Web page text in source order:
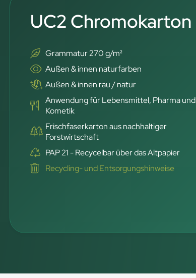
UC2 Chromokarton
Grammatur 270 g/m²
Außen & innen naturfarben
Außen & innen rau / natur
Anwendung für Lebensmittel, Pharma und
Kometik
Frischfaserkarton aus nachhaltiger
Forstwirtschaft
PAP 21 - Recycelbar über das Altpapier
Recycling- und Entsorgungshinweise